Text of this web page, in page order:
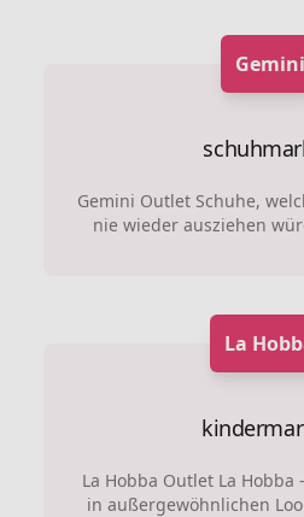
Gemini
Gemini Outlet Schuhe,
nie wieder ausziehen
La
La Hobba Outlet La Hobba
in außergewöhnlichen